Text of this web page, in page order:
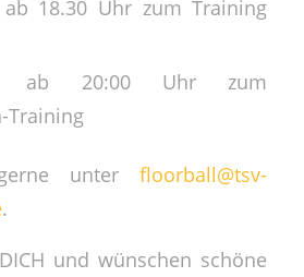
ab 18.30 Uhr zum Training
ab 20:00 Uhr zum
Training
unterfloorball@tsv-
.
und wünschen schöne